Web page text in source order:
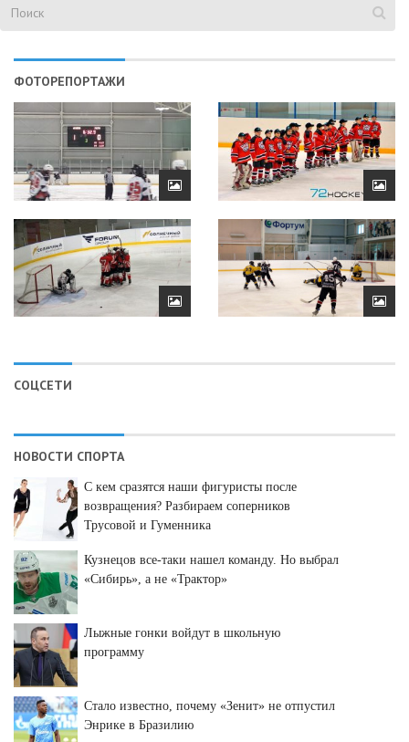
ФОТОРЕПОРТАЖИ
СОЦСЕТИ
НОВОСТИ СПОРТА
С кем сразятся наши фигуристы после
возвращения? Разбираем соперников
Трусовой и Гуменника
Кузнецов все-таки нашел команду. Но выбрал
«Сибирь», а не «Трактор»
Лыжные гонки войдут в школьную
программу
Стало известно, почему «Зенит» не отпустил
Энрике в Бразилию